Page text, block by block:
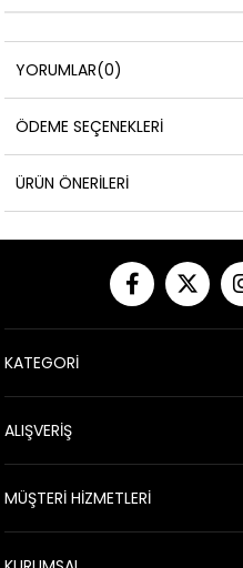
YORUMLAR(0)
ÖDEME SEÇENEKLERI
ÜRÜN ÖNERILERI
KATEGORİ
ALIŞVERİŞ
MÜŞTERİ HİZMETLERİ